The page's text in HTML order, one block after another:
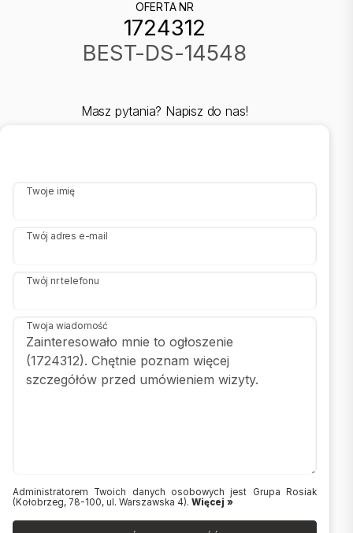
OFERTA NR
1724312
BEST-DS-14548
Masz pytania? Napisz do nas!
Twoje imię
Twój adres e-mail
Twój nr telefonu
Twoja wiadomość
Administratorem Twoich danych osobowych jest Grupa Rosiak
(Kołobrzeg, 78-100, ul. Warszawska 4). Więcej »